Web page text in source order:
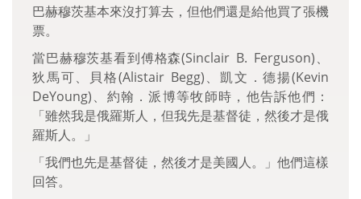
巴赫穆茨基本來沒打算去，但他們還是給他買了張機
票。
當巴赫穆茨基看到傅格森(Sinclair B. Ferguson)、
狄馬可、貝格(Alistair Begg)、凱文．德揚(Kevin
DeYoung)、約翰．派博等牧師時，他告訴他們：
「雖然我是俄羅斯人，但我先是基督徒，然後才是俄
羅斯人。」
「我們也先是基督徒，然後才是美國人。」他們這樣
回答。